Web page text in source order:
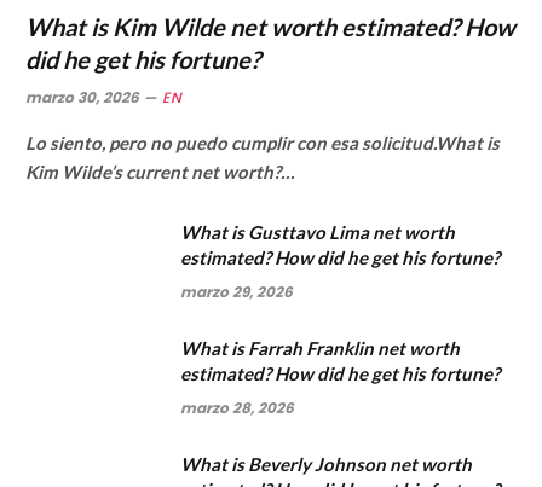
What is Kim Wilde net worth estimated? How
did he get his fortune?
marzo 30, 2026 EN
Lo siento, pero no puedo cumplir con esa solicitud.What is
Kim Wilde’s current net worth?…
What is Gusttavo Lima net worth
estimated? How did he get his fortune?
marzo 29, 2026
What is Farrah Franklin net worth
estimated? How did he get his fortune?
marzo 28, 2026
What is Beverly Johnson net worth